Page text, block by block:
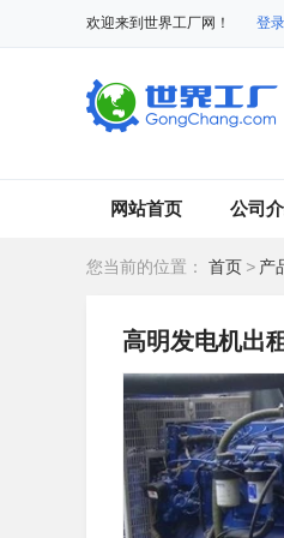
欢迎来到世界工厂网！ 登录
网站首页 公司
您当前的位置： 首页 > 产
高明发电机出